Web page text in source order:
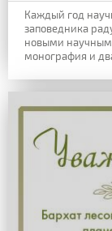
Каждый год
заповедника
новыми
монография и